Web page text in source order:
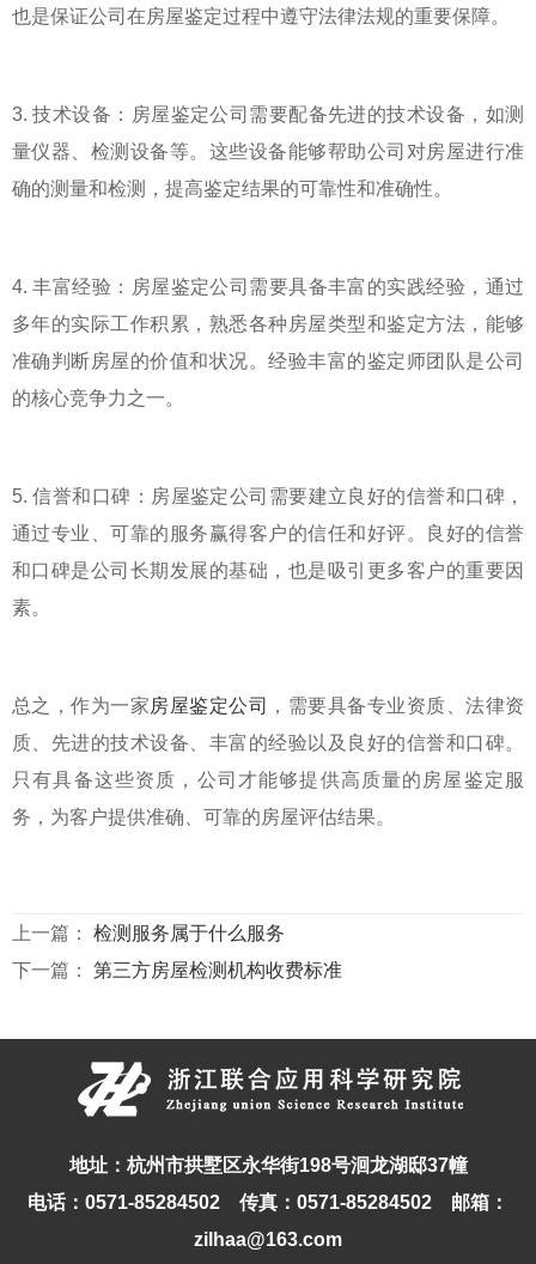
也是保证公司在房屋鉴定过程中遵守法律法规的重要保障。
3. 技术设备：房屋鉴定公司需要配备先进的技术设备，如测
量仪器、检测设备等。这些设备能够帮助公司对房屋进行准
确的测量和检测，提高鉴定结果的可靠性和准确性。
4. 丰富经验：房屋鉴定公司需要具备丰富的实践经验，通过
多年的实际工作积累，熟悉各种房屋类型和鉴定方法，能够
准确判断房屋的价值和状况。经验丰富的鉴定师团队是公司
的核心竞争力之一。
5. 信誉和口碑：房屋鉴定公司需要建立良好的信誉和口碑，
通过专业、可靠的服务赢得客户的信任和好评。良好的信誉
和口碑是公司长期发展的基础，也是吸引更多客户的重要因
素。
总之，作为一家房屋鉴定公司
，需要具备专业资质、法律资
质、先进的技术设备、丰富的经验以及良好的信誉和口碑。
只有具备这些资质，公司才能够提供高质量的房屋鉴定服
务，为客户提供准确、可靠的房屋评估结果。
上一篇： 检测服务属于什么服务
下一篇： 第三方房屋检测机构收费标准
地址：杭州市拱墅区永华街198号洄龙湖邸37幢
电话：0571-85284502 传真：0571-85284502 邮箱：
zilhaa@163.com